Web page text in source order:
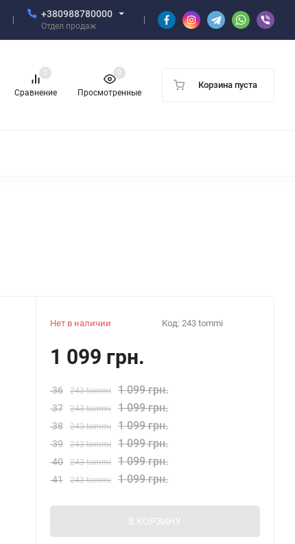
+380988780000
Отдел продаж
Сравнение
0
Просмотренные
0
Корзина пуста
Нет в наличии Код: 243 tommі
1 099 грн.
36 243 tommі 1 099 грн.
37 243 tommі 1 099 грн.
38 243 tommі 1 099 грн.
39 243 tommі 1 099 грн.
40 243 tommі 1 099 грн.
41 243 tommі 1 099 грн.
В КОРЗИНУ